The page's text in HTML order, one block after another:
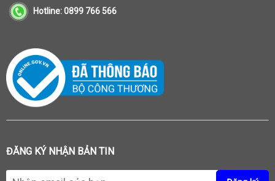
Hotline:0899 766 566
ĐĂNG KÝ NHẬN BẢN TIN